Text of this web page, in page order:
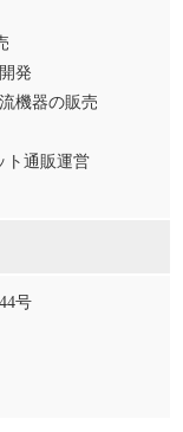
発
機器の販売
ト通販運営
号